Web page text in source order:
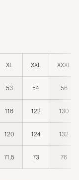
XL XXL XXXL
53 54 56
116 122 130
120 124 132
71,5 73 76